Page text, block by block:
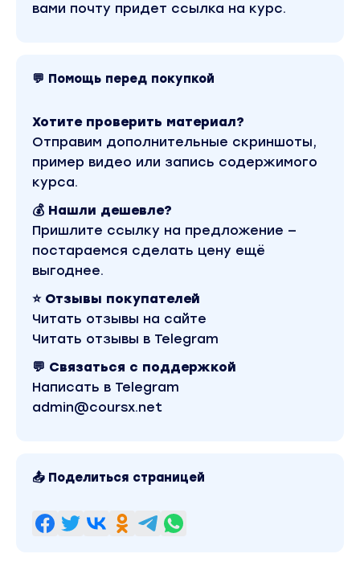
вами почту придет ссылка на курс.
💬 Помощь перед покупкой
Хотите проверить материал?
Отправим дополнительные скриншоты,
пример видео или запись содержимого
курса.
💰 Нашли дешевле?
Пришлите ссылку на предложение —
постараемся сделать цену ещё
выгоднее.
⭐ Отзывы покупателей
Читать отзывы на сайте
Читать отзывы в Telegram
💬 Связаться с поддержкой
Написать в Telegram
admin@coursx.net
📤 Поделиться страницей